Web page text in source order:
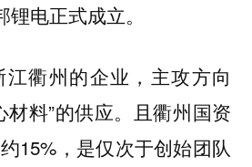
电正式成立。
衢州的企业，主攻方向
材料”的供应。且衢州国资
15%，是仅次于创始团队